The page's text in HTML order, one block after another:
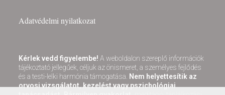
Adatvédelmi nyilatkozat
Kérlek vedd figyelembe! A weboldalon szereplő információk
tájékoztató jellegűek, céljuk az önismeret, a személyes fejlődés
és a testi-lelki harmónia támogatása.
Nem helyettesítik az
orvosi vizsgálatot, kezelést vagy pszichológiai